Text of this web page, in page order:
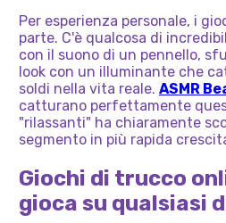
Per esperienza personale, i
parte. C'è qualcosa di
con il suono di un pennello,
look con un illuminante che
soldi nella vita reale. ASMR
catturano perfettamente
"rilassanti" ha chiaramente
segmento in più rapida
Giochi di trucco
gioca su qualsiasi